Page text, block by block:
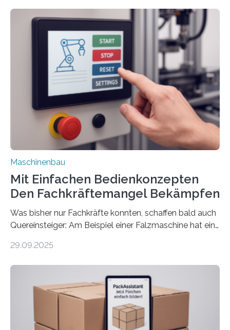
Maschinenbau
Mit Einfachen Bedienkonzepten
Den Fachkräftemangel Bekämpfen
Was bisher nur Fachkräfte konnten, schaffen bald auch
Quereinsteiger: Am Beispiel einer Falzmaschine hat ein
Mensch-Maschine-Schnittstelle so sehr vereinfacht,
Die zugrunde liegende Methodik lässt sich auf alle
anderen Maschinen übertragen. Eine Falzmaschine
umzurüsten ist ein Job für echte Profis. Eine solche
Maschine faltet in Druckereien Broschüren, Prospekte,
Landkarten und vieles mehr – mehrere Zehntausend
29.09.2025